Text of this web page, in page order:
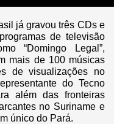
já gravou três CDs e
de televisão
“Domingo Legal”,
mais de 100 músicas
de visualizações no
do Tecno
além das fronteiras
no Suriname e
único do Pará.